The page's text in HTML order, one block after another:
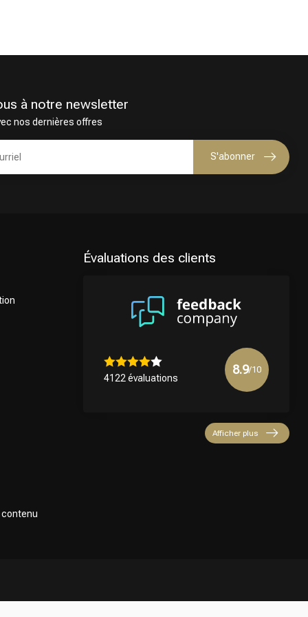
à notre newsletter
nos dernières offres
S'abonner
Évaluations des clients
4122 évaluations
8.9/10
Afficher plus